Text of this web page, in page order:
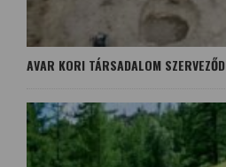
AVAR KORI TÁRSADALOM